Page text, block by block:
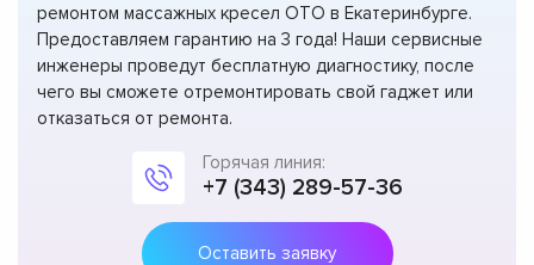
ремонтом массажных кресел OTO в Екатеринбурге.
Предоставляем гарантию на 3 года! Наши сервисные
инженеры проведут бесплатную диагностику, после
чего вы сможете отремонтировать свой гаджет или
отказаться от ремонта.
Горячая линия:
+7 (343) 289-57-36
Оставить заявку